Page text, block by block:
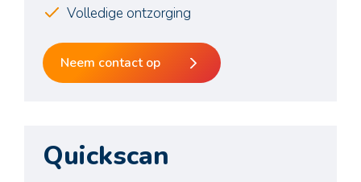
Volledige ontzorging
Neem contact op
Quickscan